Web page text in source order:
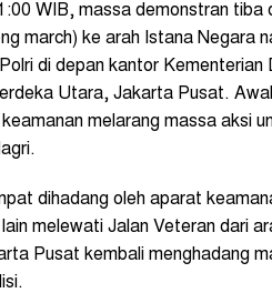
WIB, massa demonstran tiba
march) ke arah Istana Negara
di depan kantor
Utara, Jakarta Pusat.
melarang massa aksi
dihadang oleh aparat
melewati Jalan Veteran dari
Pusat kembali menghadang